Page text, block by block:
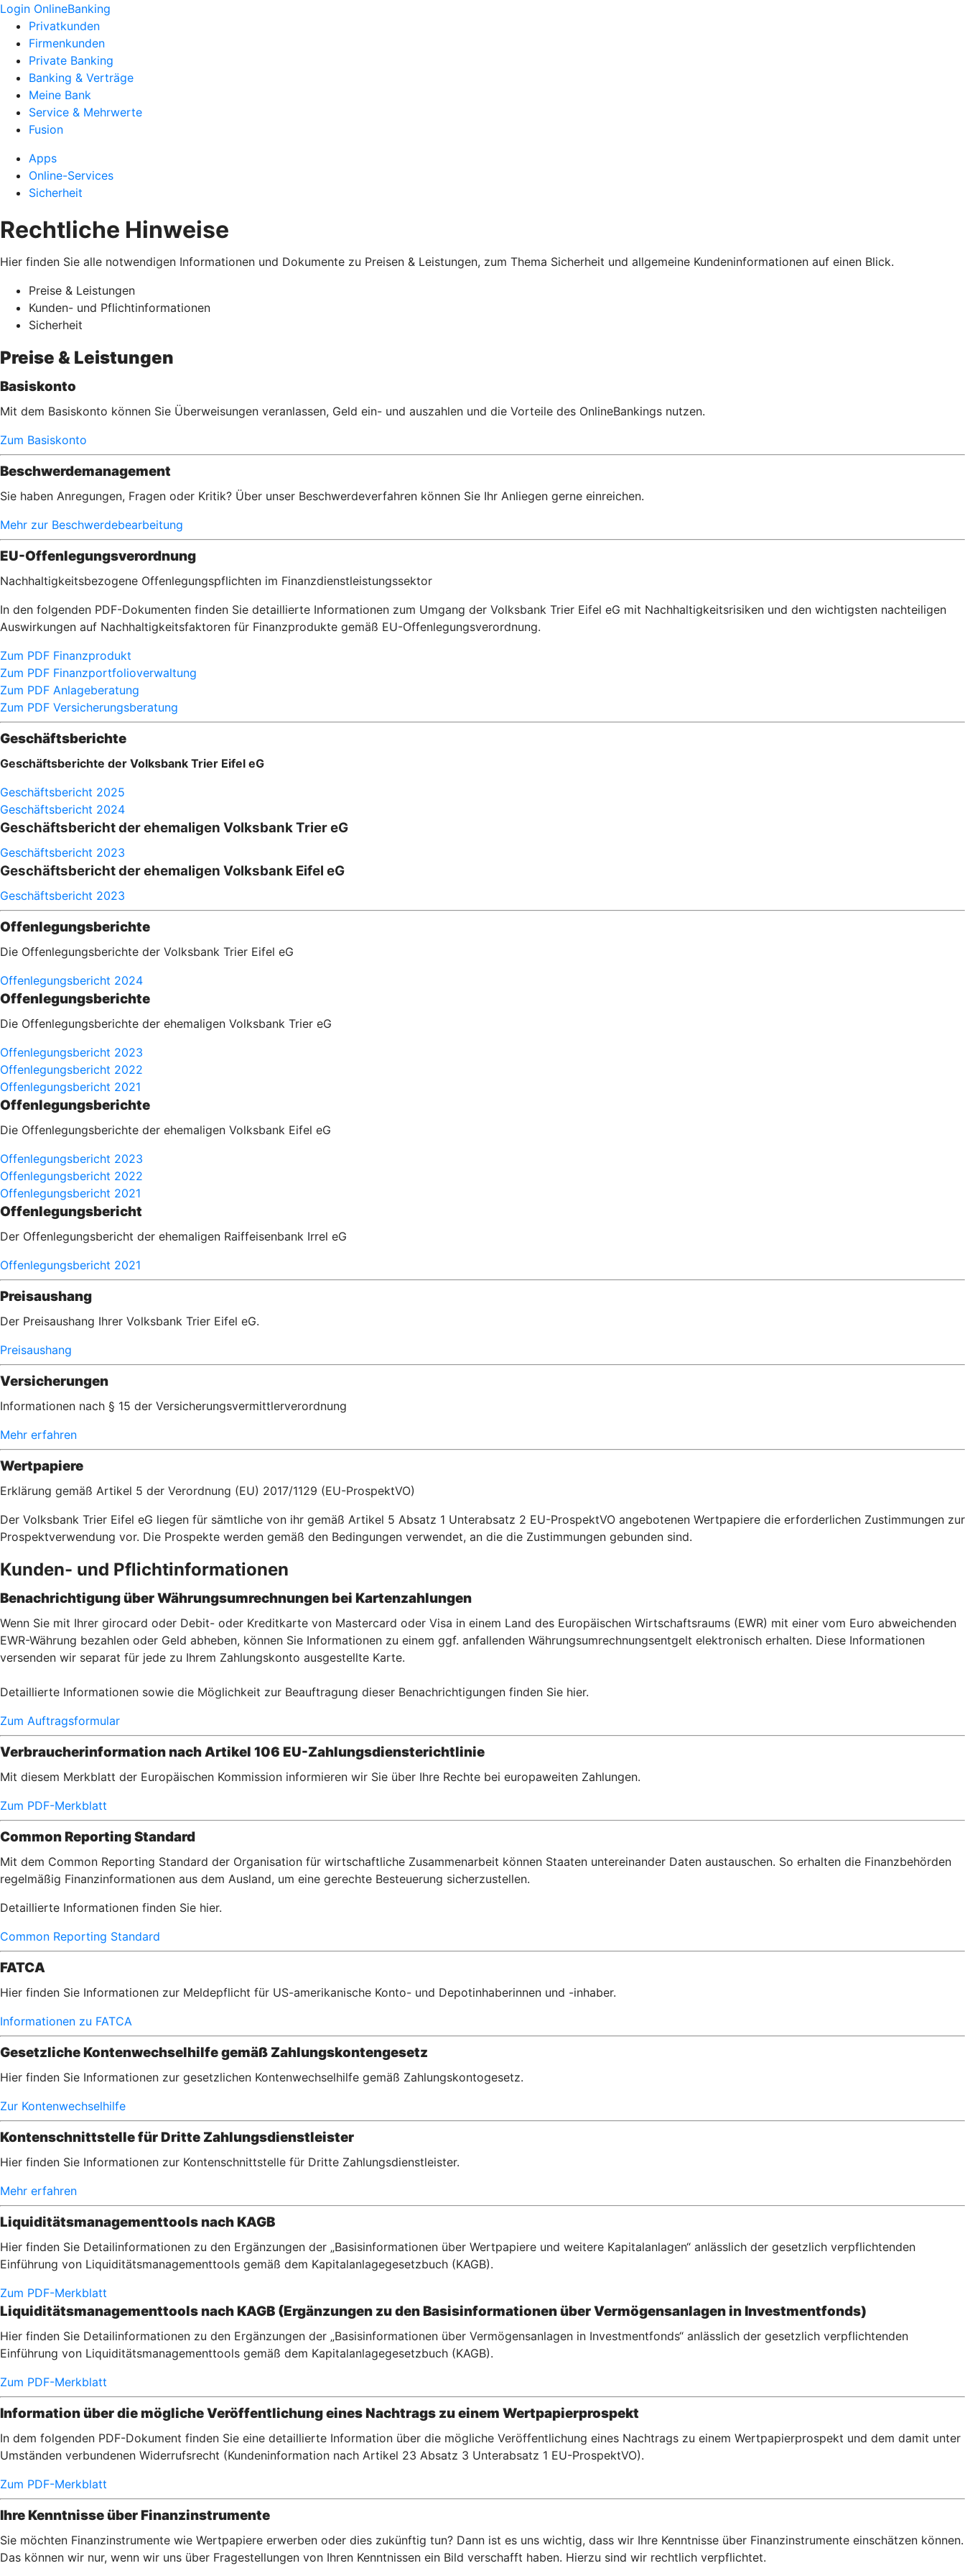
Login OnlineBanking
Privatkunden
Firmenkunden
Private Banking
Banking & Verträge
Meine Bank
Service & Mehrwerte
Fusion
Apps
Online-Services
Sicherheit
Rechtliche Hinweise
Hier finden Sie alle notwendigen Informationen und Dokumente zu Preisen & Leistungen, zum Thema Sicherheit und allgemeine Kundeninformationen auf einen Blick.
Preise & Leistungen
Kunden- und Pflichtinformationen
Sicherheit
Preise & Leistungen
Basiskonto
Mit dem Basiskonto können Sie Überweisungen veranlassen, Geld ein- und auszahlen und die Vorteile des OnlineBankings nutzen.
Zum Basiskonto
Beschwerdemanagement
Sie haben Anregungen, Fragen oder Kritik? Über unser Beschwerdeverfahren können Sie Ihr Anliegen gerne einreichen.
Mehr zur Beschwerdebearbeitung
EU-Offenlegungsverordnung
Nachhaltigkeitsbezogene Offenlegungspflichten im Finanzdienstleistungssektor
In den folgenden PDF-Dokumenten finden Sie detaillierte Informationen zum Umgang der Volksbank Trier Eifel eG mit Nachhaltigkeitsrisiken und den wichtigsten nachteiligen
Auswirkungen auf Nachhaltigkeitsfaktoren für Finanzprodukte gemäß EU-Offenlegungsverordnung.
Zum PDF Finanzprodukt
Zum PDF Finanzportfolioverwaltung
Zum PDF Anlageberatung
Zum PDF Versicherungsberatung
Geschäftsberichte
Geschäftsberichte der Volksbank Trier Eifel eG
Geschäftsbericht 2025
Geschäftsbericht 2024
Geschäftsbericht der ehemaligen Volksbank Trier eG
Geschäftsbericht 2023
Geschäftsbericht der ehemaligen Volksbank Eifel eG
Geschäftsbericht 2023
Offenlegungsberichte
Die Offenlegungsberichte der Volksbank Trier Eifel eG
Offenlegungsbericht 2024
Offenlegungsberichte
Die Offenlegungsberichte der ehemaligen Volksbank Trier eG
Offenlegungsbericht 2023
Offenlegungsbericht 2022
Offenlegungsbericht 2021
Offenlegungsberichte
Die Offenlegungsberichte der ehemaligen Volksbank Eifel eG
Offenlegungsbericht 2023
Offenlegungsbericht 2022
Offenlegungsbericht 2021
Offenlegungsbericht
Der Offenlegungsbericht der ehemaligen Raiffeisenbank Irrel eG
Offenlegungsbericht 2021
Preisaushang
Der Preisaushang Ihrer Volksbank Trier Eifel eG.
Preisaushang
Versicherungen
Informationen nach § 15 der Versicherungsvermittlerverordnung
Mehr erfahren
Wertpapiere
Erklärung gemäß Artikel 5 der Verordnung (EU) 2017/1129 (EU-ProspektVO)
Der Volksbank Trier Eifel eG liegen für sämtliche von ihr gemäß Artikel 5 Absatz 1 Unterabsatz 2 EU-ProspektVO angebotenen Wertpapiere die erforderlichen Zustimmungen zur
Prospektverwendung vor. Die Prospekte werden gemäß den Bedingungen verwendet, an die die Zustimmungen gebunden sind.
Kunden- und Pflichtinformationen
Benachrichtigung über Währungsumrechnungen bei Kartenzahlungen
Wenn Sie mit Ihrer girocard oder Debit- oder Kreditkarte von Mastercard oder Visa in einem Land des Europäischen Wirtschaftsraums (EWR) mit einer vom Euro abweichenden
EWR-Währung bezahlen oder Geld abheben, können Sie Informationen zu einem ggf. anfallenden Währungsumrechnungsentgelt elektronisch erhalten. Diese Informationen
versenden wir separat für jede zu Ihrem Zahlungskonto ausgestellte Karte.
Detaillierte Informationen sowie die Möglichkeit zur Beauftragung dieser Benachrichtigungen finden Sie hier.
Zum Auftragsformular
Verbraucherinformation nach Artikel 106 EU-Zahlungsdiensterichtlinie
Mit diesem Merkblatt der Europäischen Kommission informieren wir Sie über Ihre Rechte bei europaweiten Zahlungen.
Zum PDF-Merkblatt
Common Reporting Standard
Mit dem Common Reporting Standard der Organisation für wirtschaftliche Zusammenarbeit können Staaten untereinander Daten austauschen. So erhalten die Finanzbehörden
regelmäßig Finanzinformationen aus dem Ausland, um eine gerechte Besteuerung sicherzustellen.
Detaillierte Informationen finden Sie hier.
Common Reporting Standard
FATCA
Hier finden Sie Informationen zur Meldepflicht für US-amerikanische Konto- und Depotinhaberinnen und -inhaber.
Informationen zu FATCA
Gesetzliche Kontenwechselhilfe gemäß Zahlungskontengesetz
Hier finden Sie Informationen zur gesetzlichen Kontenwechselhilfe gemäß Zahlungskontogesetz.
Zur Kontenwechselhilfe
Kontenschnittstelle für Dritte Zahlungsdienstleister
Hier finden Sie Informationen zur Kontenschnittstelle für Dritte Zahlungsdienstleister.
Mehr erfahren
Liquiditätsmanagementtools nach KAGB
Hier finden Sie Detailinformationen zu den Ergänzungen der „Basisinformationen über Wertpapiere und weitere Kapitalanlagen“ anlässlich der gesetzlich verpflichtenden
Einführung von Liquiditätsmanagementtools gemäß dem Kapitalanlagegesetzbuch (KAGB).
Zum PDF-Merkblatt
Liquiditätsmanagementtools nach KAGB (Ergänzungen zu den Basisinformationen über Vermögensanlagen in Investmentfonds)
Hier finden Sie Detailinformationen zu den Ergänzungen der „Basisinformationen über Vermögensanlagen in Investmentfonds“ anlässlich der gesetzlich verpflichtenden
Einführung von Liquiditätsmanagementtools gemäß dem Kapitalanlagegesetzbuch (KAGB).
Zum PDF-Merkblatt
Information über die mögliche Veröffentlichung eines Nachtrags zu einem Wertpapierprospekt
In dem folgenden PDF-Dokument finden Sie eine detaillierte Information über die mögliche Veröffentlichung eines Nachtrags zu einem Wertpapierprospekt und dem damit unter
Umständen verbundenen Widerrufsrecht (Kundeninformation nach Artikel 23 Absatz 3 Unterabsatz 1 EU-ProspektVO).
Zum PDF-Merkblatt
Ihre Kenntnisse über Finanzinstrumente
Sie möchten Finanzinstrumente wie Wertpapiere erwerben oder dies zukünftig tun? Dann ist es uns wichtig, dass wir Ihre Kenntnisse über Finanzinstrumente einschätzen können.
Das können wir nur, wenn wir uns über Fragestellungen von Ihren Kenntnissen ein Bild verschafft haben. Hierzu sind wir rechtlich verpflichtet.